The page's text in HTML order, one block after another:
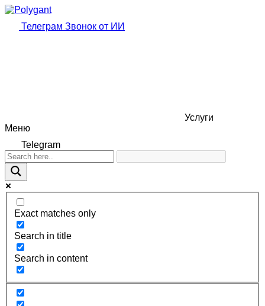
Телеграм Звонок от ИИ
Услуги
Меню
Telegram
Exact matches only
Search in title
Search in content